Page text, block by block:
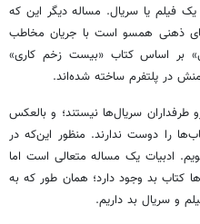
ساخت یک فیلم یا سریال. مساله دیگر این که
ذهنی همسو است با جریان مخاطب
بر اساس کتاب «بیست زخم کاری»
در پلتفرم ساخته شده‌اند.
طرفداران سریال‌ها نیستند؛ و بالعکس
را دوست ندارند. منظور این‌که در
ادبیات یک مساله متعالی است اما
۱۰ کتاب خوب صدها کتاب بد وجود دارد؛ همان طور که به